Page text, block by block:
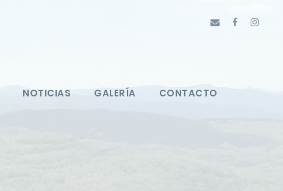
NOTICIAS GALERÍA CONTACTO